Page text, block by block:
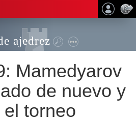
ajedrez
Mamedyarov
de nuevo y
torneo